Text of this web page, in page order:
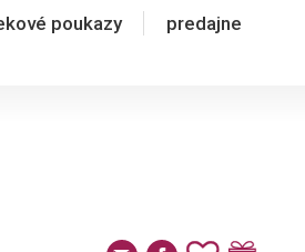
poukazy predajne